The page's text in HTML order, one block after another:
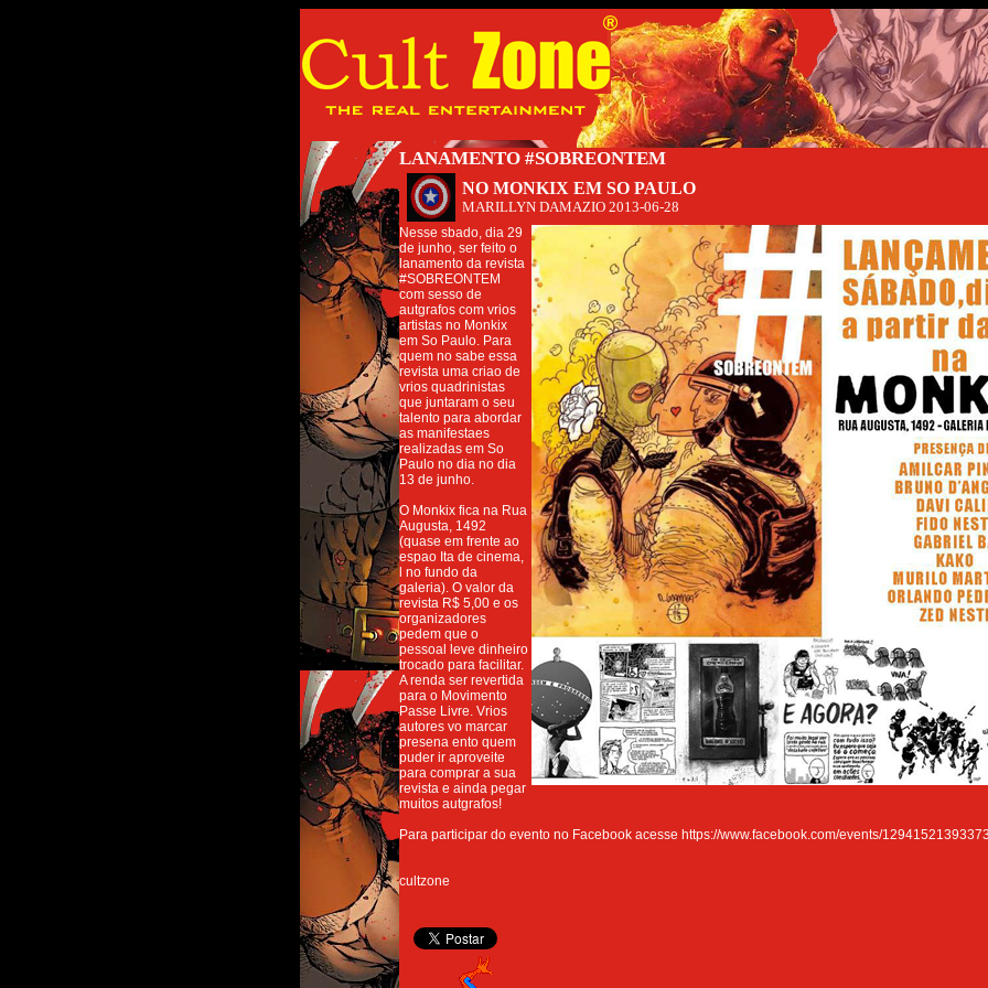
LANAMENTO #SOBREONTEM
NO MONKIX EM SO PAULO
MARILLYN DAMAZIO 2013-06-28
Nesse sbado, dia 29
de junho, ser feito o
lanamento da revista
#SOBREONTEM
com sesso de
autgrafos com vrios
artistas no Monkix
em So Paulo. Para
quem no sabe essa
revista uma criao de
vrios quadrinistas
que juntaram o seu
talento para abordar
as manifestaes
realizadas em So
Paulo no dia no dia
13 de junho.
O Monkix fica na Rua
Augusta, 1492
(quase em frente ao
espao Ita de cinema,
l no fundo da
galeria). O valor da
revista R$ 5,00 e os
organizadores
pedem que o
pessoal leve dinheiro
trocado para facilitar.
A renda ser revertida
para o Movimento
Passe Livre. Vrios
autores vo marcar
presena ento quem
puder ir aproveite
para comprar a sua
revista e ainda pegar
muitos autgrafos!
Para participar do evento no Facebook acesse https://www.facebook.com/events/
cultzone